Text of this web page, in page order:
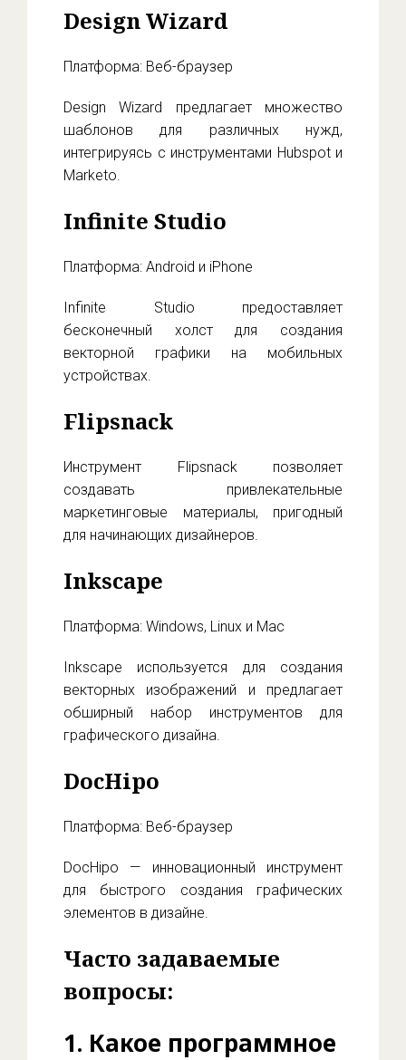
Design Wizard
Платформа: Веб-браузер
Design Wizard предлагает множество
шаблонов для различных нужд,
интегрируясь с инструментами Hubspot и
Marketo.
Infinite Studio
Платформа: Android и iPhone
Infinite Studio предоставляет
бесконечный холст для создания
векторной графики на мобильных
устройствах.
Flipsnack
Инструмент Flipsnack позволяет
создавать привлекательные
маркетинговые материалы, пригодный
для начинающих дизайнеров.
Inkscape
Платформа: Windows, Linux и Mac
Inkscape используется для создания
векторных изображений и предлагает
обширный набор инструментов для
графического дизайна.
DocHipo
Платформа: Веб-браузер
DocHipo — инновационный инструмент
для быстрого создания графических
элементов в дизайне.
Часто задаваемые
вопросы:
1. Какое программное